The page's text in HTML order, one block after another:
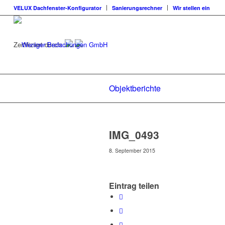
VELUX Dachfenster-Konfigurator Sanierungsrechner Wir stellen ein
Zertifiziert durch:
Objektberichte
IMG_0493
8. September 2015
Eintrag teilen